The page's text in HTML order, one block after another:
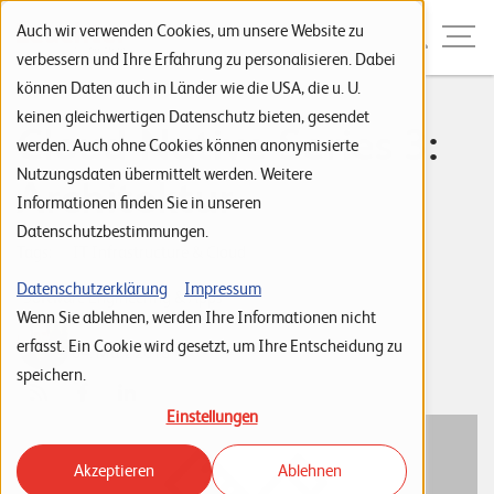
Auch wir verwenden Cookies, um unsere Website zu
verbessern und Ihre Erfahrung zu personalisieren. Dabei
können Daten auch in Länder wie die USA, die u. U.
keinen gleichwertigen Datenschutz bieten, gesendet
werden. Auch ohne Cookies können anonymisierte
Nutzungsdaten übermittelt werden. Weitere
Informationen finden Sie in unseren
Datenschutzbestimmungen.
Datenschutzerklärung
Impressum
Wenn Sie ablehnen, werden Ihre Informationen nicht
erfasst. Ein Cookie wird gesetzt, um Ihre Entscheidung zu
speichern.
Einstellungen
Akzeptieren Ablehnen
Zur Navigation
Zur Suche
Zum Inhalt
Menu
S
t
a
e
i
P
Cloud-Native Series 3:
Architektur
Software Engineering & Apps
Michael Ingold
04. März 2018